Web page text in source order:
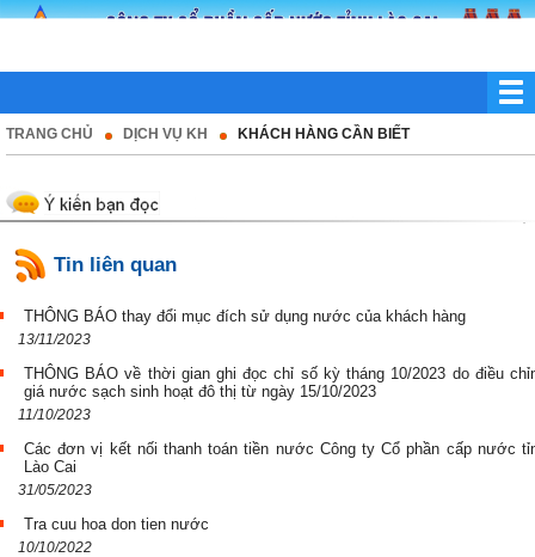
TRANG CHỦ DỊCH VỤ KH KHÁCH HÀNG CẦN BIẾT
Tin liên quan
THÔNG BÁO thay đổi mục đích sử dụng nước của khách hàng
13/11/2023
THÔNG BÁO về thời gian ghi đọc chỉ số kỳ tháng 10/2023 do điều
giá nước sạch sinh hoạt đô thị từ ngày 15/10/2023
11/10/2023
Các đơn vị kết nối thanh toán tiền nước Công ty Cổ phần cấp nước
Lào Cai
31/05/2023
Tra cuu hoa don tien nước
10/10/2022
Thông báo số: 591/CNLC-QLKD
Xem chi tiết ...
Tải về
Công văn số: Số: 10/2022/TT-BNV
Thông báo số: TB01/AC
Ngày : 14/04/2022
Xem chi tiết ...
Công văn số: Số 85/CV-CNLC
Xem chi tiết ...
Ngày : 27/08/2015
Xem chi tiết ...
Quyết định số: Số 263/QĐ-KDNS